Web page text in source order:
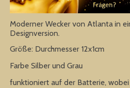
Moderner Wecker von Atlanta in
Designversion.
Größe: Durchmesser 12x1cm
Farbe Silber und Grau
funktioniert auf der Batterie,